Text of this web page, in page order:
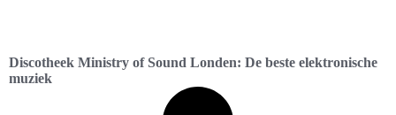
Discotheek Ministry of Sound Londen: De beste elektronische
muziek